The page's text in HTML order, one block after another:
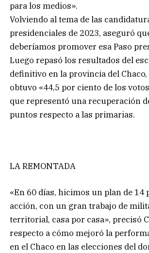
para los medios».
Volviendo al tema de las
presidenciales de 2023, aseguró
deberíamos promover esa Paso
Luego repasó los resultados del
definitivo en la provincia del Chaco,
obtuvo «44,5 por ciento de los
que representó una recuperación
puntos respecto a las primarias.
LA REMONTADA
«En 60 días, hicimos un plan de 14
acción, con un gran trabajo de
territorial, casa por casa», precisó
respecto a cómo mejoró la
en el Chaco en las elecciones del